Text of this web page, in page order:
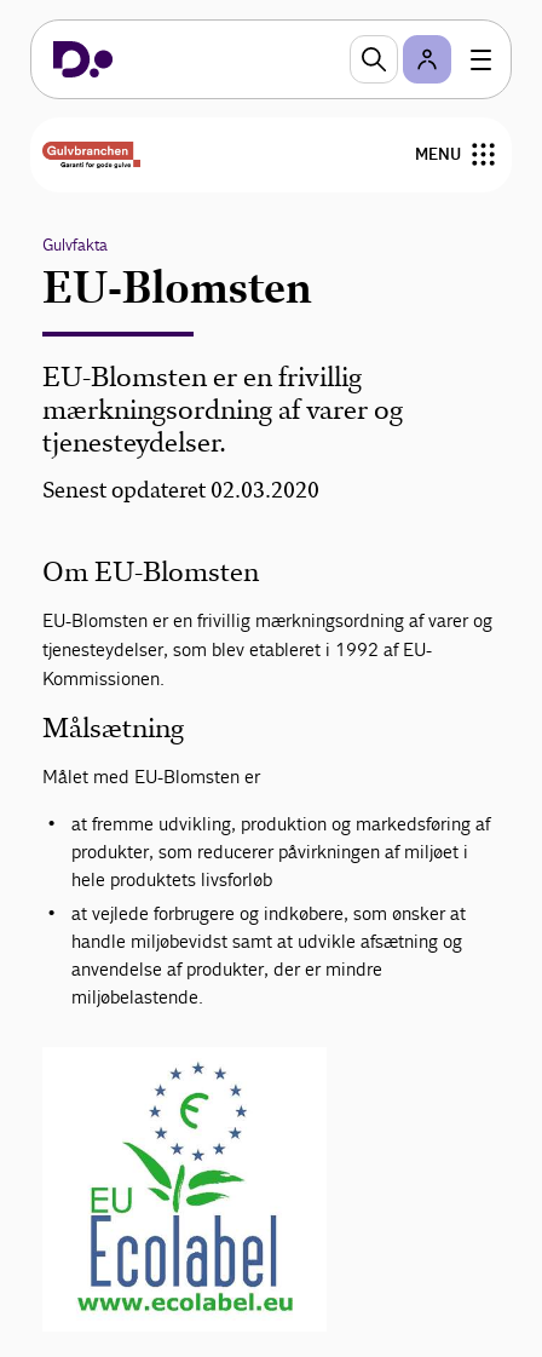
MENU
Nyheder
Arrangementer
GVK
For medlemmer
Bliv medlem
Gulvfakta
EU-Blomsten
EU-Blomsten er en frivillig
mærkningsordning af varer og
tjenesteydelser.
Senest opdateret 02.03.2020
Om EU-Blomsten
EU-Blomsten er en frivillig mærkningsordning af varer og
tjenesteydelser, som blev etableret i 1992 af EU-
Kommissionen.
Målsætning
Målet med EU-Blomsten er
at fremme udvikling, produktion og markedsføring af
produkter, som reducerer påvirkningen af miljøet i
hele produktets livsforløb
at vejlede forbrugere og indkøbere, som ønsker at
handle miljøbevidst samt at udvikle afsætning og
anvendelse af produkter, der er mindre
miljøbelastende.